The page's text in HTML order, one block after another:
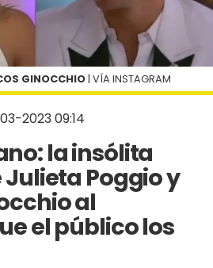
2023 09:14
la insólita
Poggio y
al
el público los
GINOCCHIO | VÍA INSTAGRAM